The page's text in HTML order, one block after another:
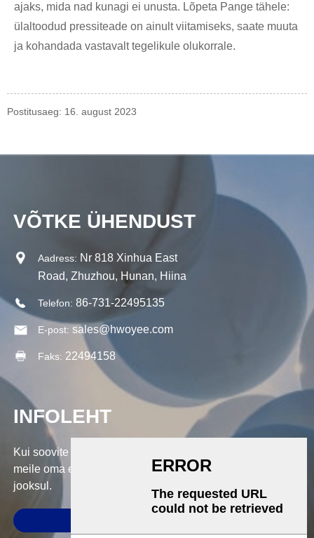
ajaks, mida nad kunagi ei unusta. Lõpeta Pange tähele:
ülaltoodud pressiteade on ainult viitamiseks, saate muuta
ja kohandada vastavalt tegelikule olukorrale.
Postitusaeg: 16. august 2023
VÕTKE ÜHENDUST
Aadress: Nr 818 Xinhua East
Road, Zhuzhou, Hunan, Hiina
Telefon: 86-731-22495135
E-post: sales@hwoyee.com
Faks: 22494158
INFOLEHT
Kui soovite küsida meie toodete või hinnakirja kohta, jätke
meile oma e-kiri ja me võtame teiega ühendust 24 tunni
jooksul.